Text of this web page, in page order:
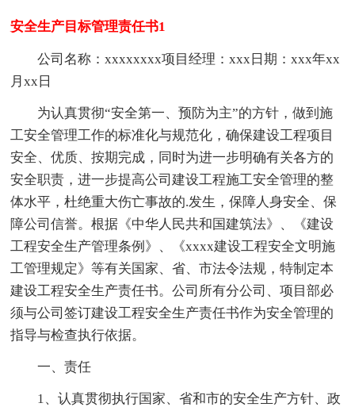
安全生产目标管理责任书1
公司名称：xxxxxxxx项目经理：xxx日期：xxx年xx
月xx日
为认真贯彻“安全第一、预防为主”的方针，做到施
工安全管理工作的标准化与规范化，确保建设工程项目
安全、优质、按期完成，同时为进一步明确有关各方的
安全职责，进一步提高公司建设工程施工安全管理的整
体水平，杜绝重大伤亡事故的.发生，保障人身安全、保
障公司信誉。根据《中华人民共和国建筑法》、《建设
工程安全生产管理条例》、《xxxx建设工程安全文明施
工管理规定》等有关国家、省、市法令法规，特制定本
建设工程安全生产责任书。公司所有分公司、项目部必
须与公司签订建设工程安全生产责任书作为安全管理的
指导与检查执行依据。
一、责任
1、认真贯彻执行国家、省和市的安全生产方针、政